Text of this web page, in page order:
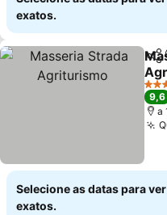
exatos.
Ver
3
9,6
a
Selecione as datas para
exatos.